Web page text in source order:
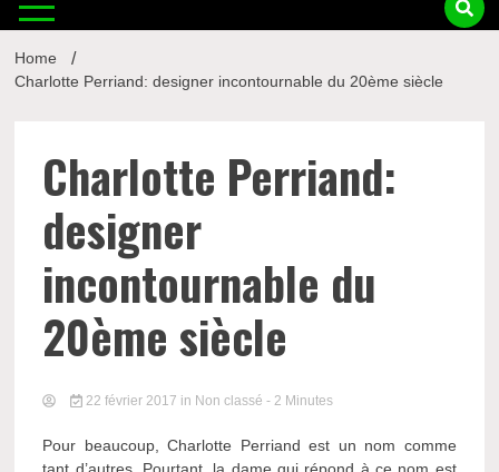
Home
Charlotte Perriand: designer incontournable du 20ème siècle
Charlotte Perriand:
designer
incontournable du
20ème siècle
22 février 2017 in Non classé - 2 Minutes
Pour beaucoup, Charlotte Perriand est un nom comme